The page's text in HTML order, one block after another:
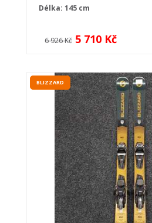
Délka: 145 cm
6 926 Kč 5 710 Kč
BLIZZARD